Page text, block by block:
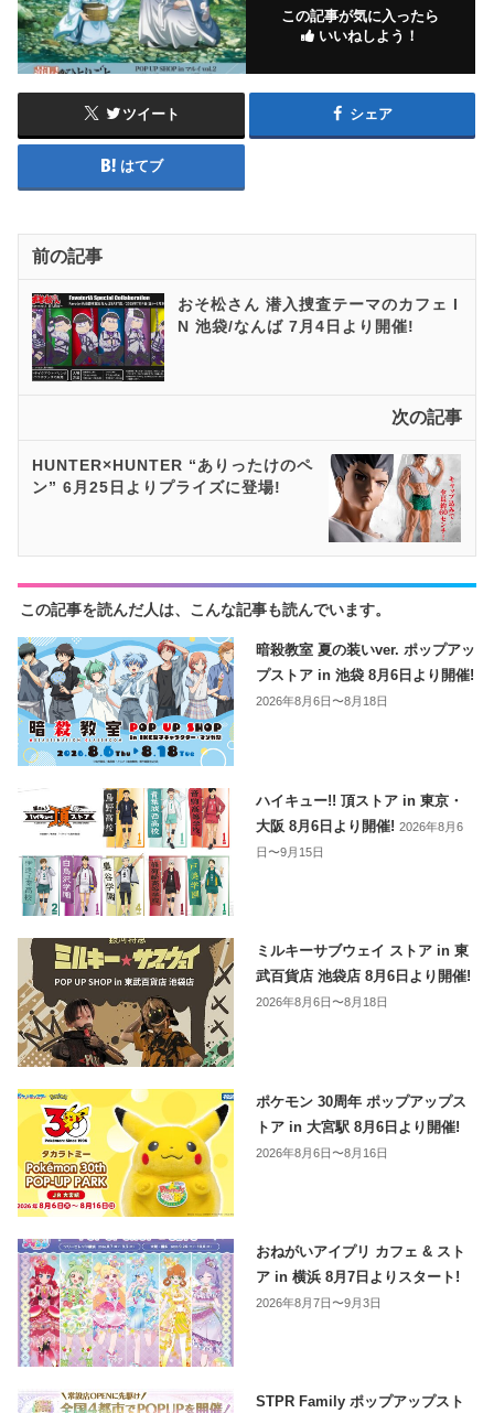
この記事が気に入ったら
いいねしよう！
ツイート シェア
はてブ
前の記事
おそ松さん 潜入捜査テーマのカフェ I
N 池袋/なんば 7月4日より開催!
次の記事
HUNTER×HUNTER “ありったけのペ
ン” 6月25日よりプライズに登場!
この記事を読んだ人は、こんな記事も読んでいます。
暗殺教室 夏の装いver. ポップアッ
プストア in 池袋 8月6日より開催!
2026年8月6日〜8月18日
ハイキュー!! 頂ストア in 東京・
大阪 8月6日より開催!2026年8月6
日〜9月15日
ミルキーサブウェイ ストア in 東
武百貨店 池袋店 8月6日より開催!
2026年8月6日〜8月18日
ポケモン 30周年 ポップアップス
トア in 大宮駅 8月6日より開催!
2026年8月6日〜8月16日
おねがいアイプリ カフェ & スト
ア in 横浜 8月7日よりスタート!
2026年8月7日〜9月3日
STPR Family ポップアップスト